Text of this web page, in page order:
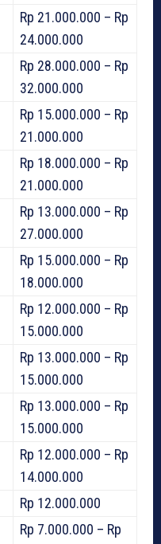
Rp 21.000.000 – Rp
24.000.000
Rp 28.000.000 – Rp
32.000.000
Rp 15.000.000 – Rp
21.000.000
Rp 18.000.000 – Rp
21.000.000
Rp 13.000.000 – Rp
27.000.000
Rp 15.000.000 – Rp
18.000.000
Rp 12.000.000 – Rp
15.000.000
Rp 13.000.000 – Rp
15.000.000
Rp 13.000.000 – Rp
15.000.000
Rp 12.000.000 – Rp
14.000.000
Rp 12.000.000
Rp 7.000.000 – Rp